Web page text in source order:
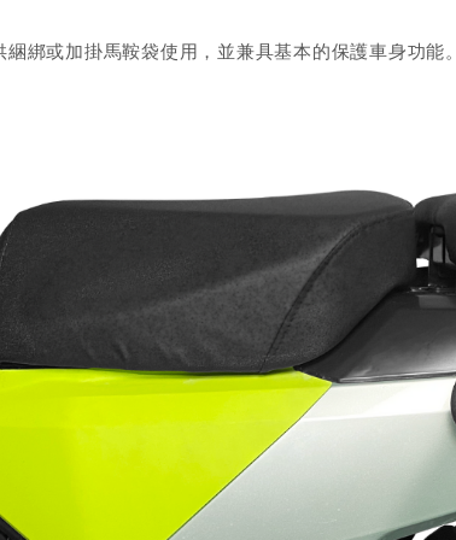
綑綁或加掛馬鞍袋使用，並兼具基本的保護車身功能。